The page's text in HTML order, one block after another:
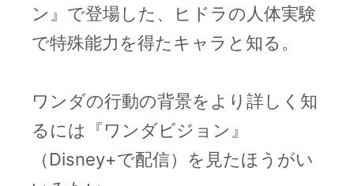
ン』で登場した、ヒドラの人体実験
で特殊能力を得たキャラと知る。
ワンダの行動の背景をより詳しく知
るには『ワンダビジョン』
（Disney+で配信）を見たほうがい